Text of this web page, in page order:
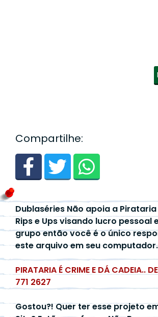
Compartilhe:
Dublaséries Não apoia a
Rips e Ups visando lucro pessoal
grupo então você é o único
este arquivo em seu computador.
PIRATARIA É CRIME E DÁ CADEIA..
771 2627
Gostou?! Quer ter esse projeto